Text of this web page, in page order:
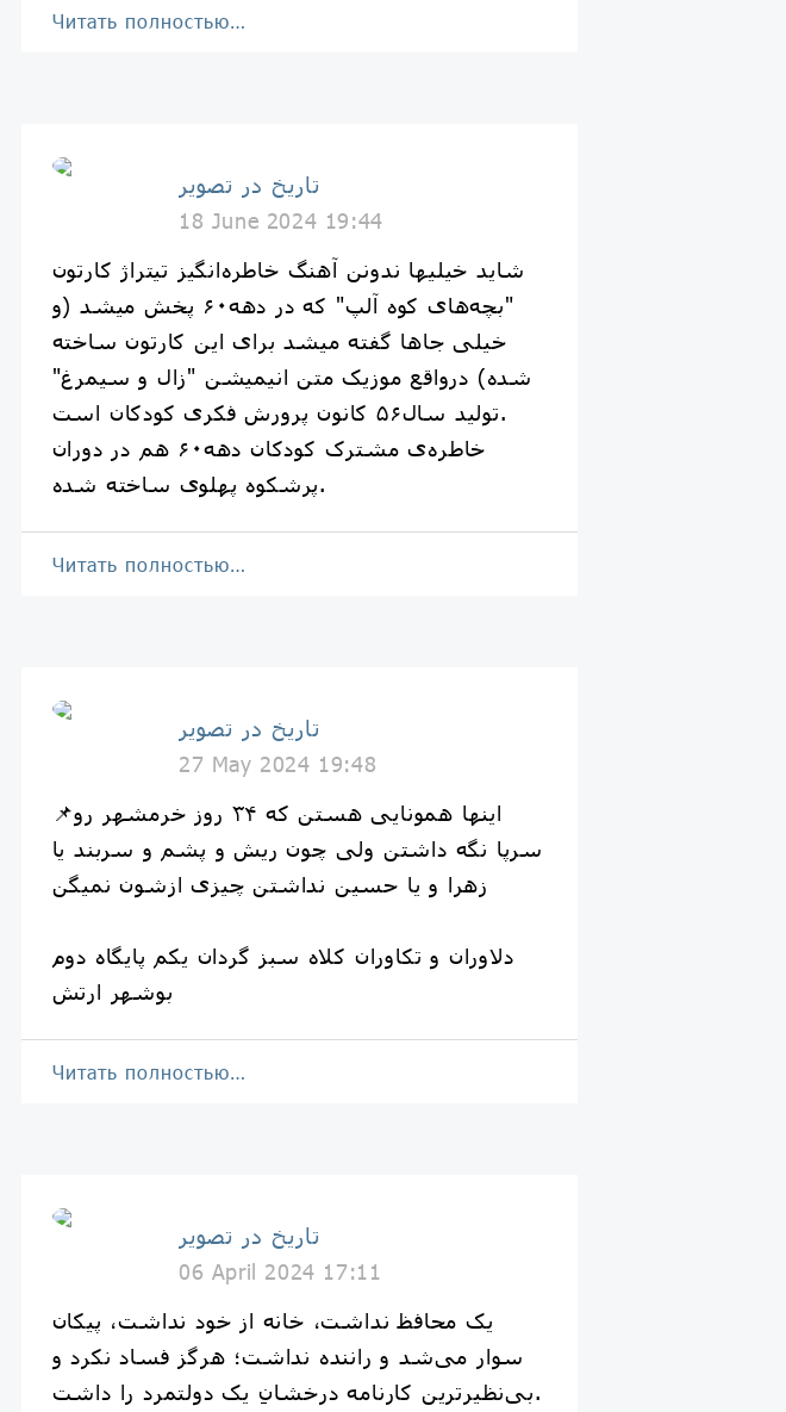
Читать полностью…
تاریخ در تصویر
18 June 2024 19:44
شاید خیلیها ندونن آهنگ خاطره‌انگیز تیتراژ کارتون
"بچه‌های کوه آلپ" که در دهه۶۰ پخش میشد (و
خیلی جاها گفته میشد برای این کارتون ساخته
شده) درواقع موزیک متن انیمیشن "زال و سیمرغ"
تولید سال۵۶ کانون پرورش فکری کودکان است.
‏خاطره‌ی مشترک کودکان دهه۶۰ هم در دوران
پرشکوه پهلوی ساخته شده.
Читать полностью…
تاریخ در تصویر
27 May 2024 19:48
📌اینها همونایی هستن که ۳۴ روز خرمشهر رو
سرپا نگه داشتن ولی چون ريش و پشم و سربند یا
زهرا و یا حسین نداشتن چیزی ازشون نمیگن
دلاوران و تکاوران کلاه سبز گردان یکم پایگاه دوم
بوشهر ارتش
Читать полностью…
تاریخ در تصویر
06 April 2024 17:11
یک محافظ نداشت، خانه از خود نداشت، پیکان
سوار می‌شد و راننده نداشت؛ هرگز فساد نکرد و
بی‌نظیرترین کارنامه درخشانِ یک دولتمرد را داشت.